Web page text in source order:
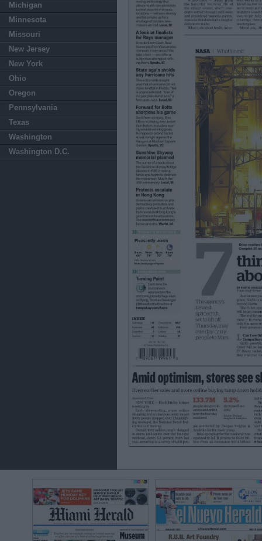
Michigan
Minnesota
Missouri
New Jersey
New York
Ohio
Oregon
Pennsylvania
Texas
Washington
Washington D.C.